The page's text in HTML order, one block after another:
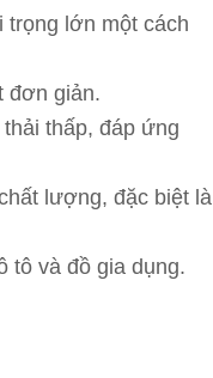
lớn một cách
đơn giản.
thấp, đáp ứng
lượng, đặc biệt là
tô và đồ gia dụng.